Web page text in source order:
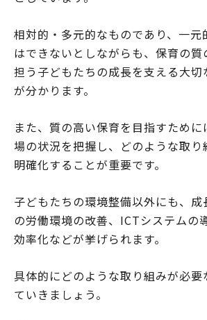
相対的・多元的なものであり、一元
はできないとしながらも、保育の質
担う子どもたちの成長を支える大切
が分かります。
また、質の高い保育を目指すため
場の状況を把握し、どのような取
明確化することが重要です。
子どもたちの環境整備以外にも、
の労働環境の改善、ICTシステムの
効率化などが挙げられます。
具体的にどのような取り組みが必
ていきましょう。